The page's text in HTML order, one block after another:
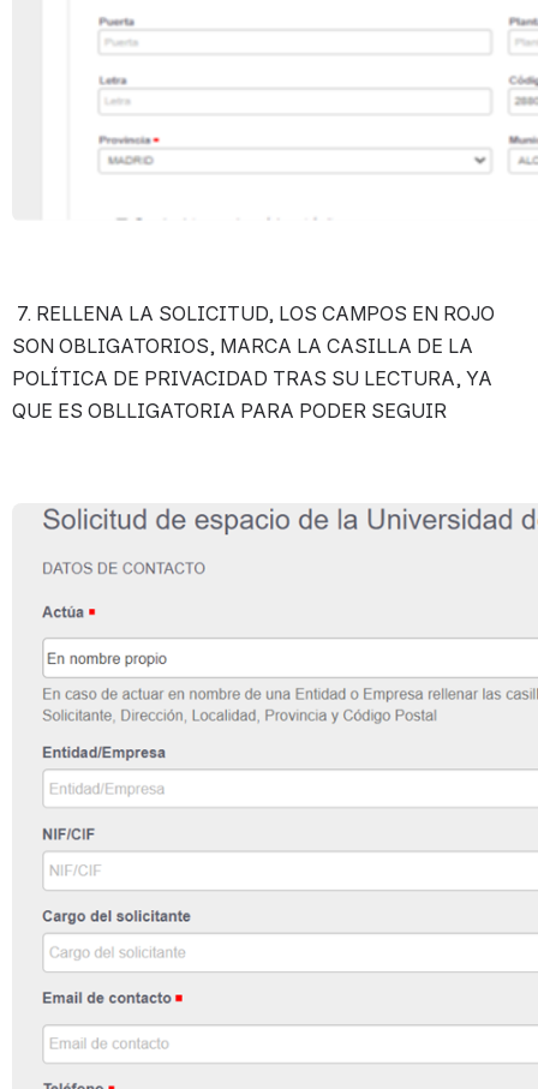
7. RELLENA LA SOLICITUD, LOS CAMPOS EN ROJO
SON OBLIGATORIOS, MARCA LA CASILLA DE LA
POLÍTICA DE PRIVACIDAD TRAS SU LECTURA, YA
QUE ES OBLLIGATORIA PARA PODER SEGUIR
Open